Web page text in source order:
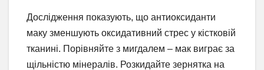
Дослідження показують, що антиоксиданти
маку зменшують оксидативний стрес у кістковій
тканині. Порівняйте з мигдалем – мак виграє за
щільністю мінералів. Розкидайте зернятка на